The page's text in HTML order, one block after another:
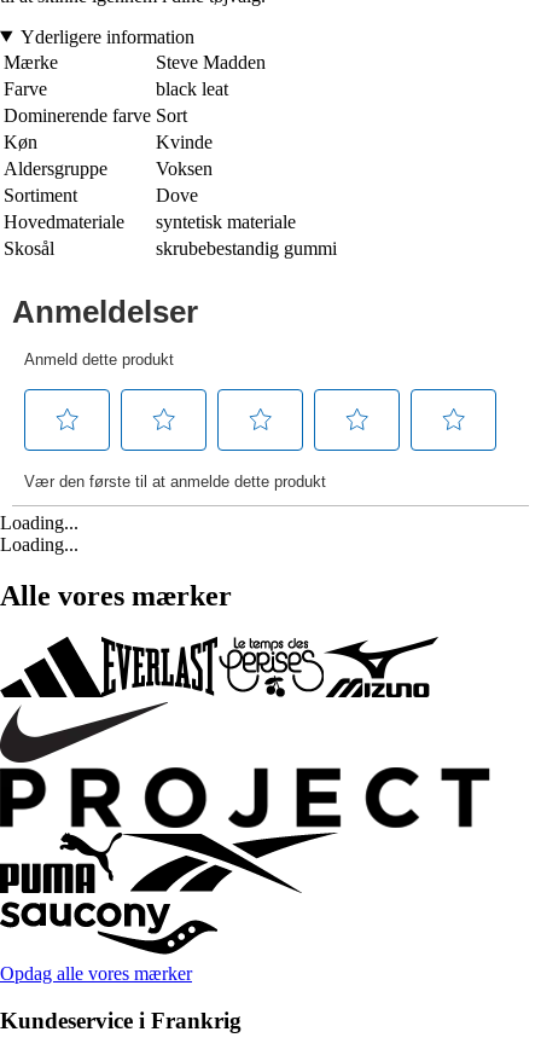
Yderligere information
Mærke
Steve Madden
Farve
black leat
Dominerende farve Sort
Køn
Kvinde
Aldersgruppe
Voksen
Sortiment
Dove
Hovedmateriale
syntetisk materiale
Skosål
skrubebestandig gummi
Loading...
Loading...
Alle vores mærker
Opdag alle vores mærker
Kundeservice i Frankrig